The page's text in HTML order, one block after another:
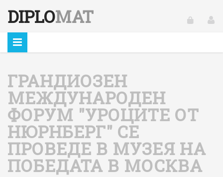
DIPLOMAT
ГРАНДИОЗЕН
МЕЖДУНАРОДЕН
ФОРУМ "УРОЦИТЕ ОТ
НЮРНБЕРГ" СЕ
ПРОВЕДЕ В МУЗЕЯ НА
ПОБЕДАТА В МОСКВА